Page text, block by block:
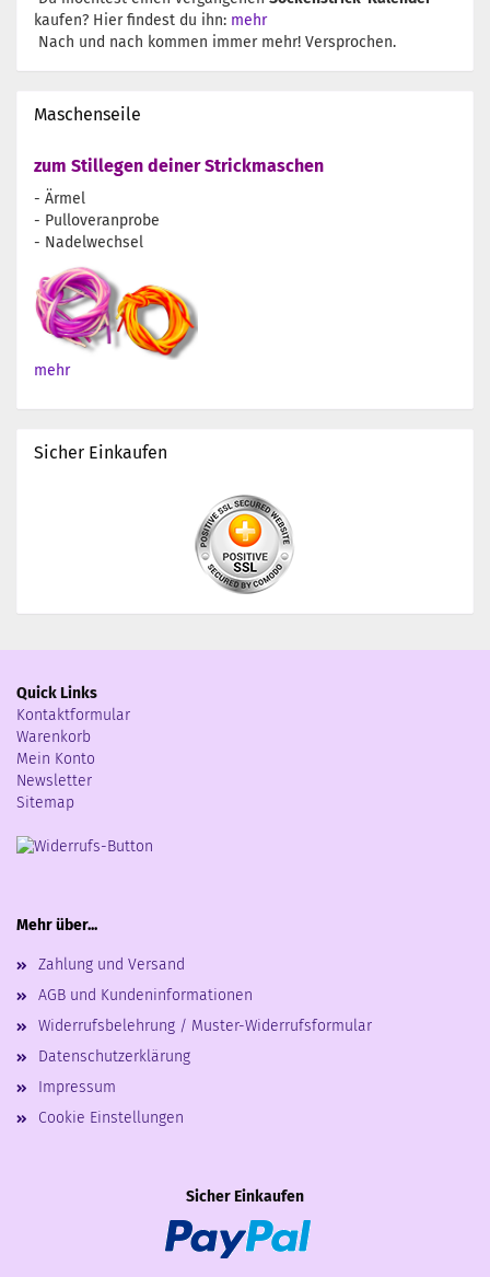
kaufen? Hier findest du ihn: mehr
Nach und nach kommen immer mehr! Versprochen.
Maschenseile
zum Stillegen deiner Strickmaschen
- Ärmel
- Pulloveranprobe
- Nadelwechsel
mehr
Sicher Einkaufen
Quick Links
Kontaktformular
Warenkorb
Mein Konto
Newsletter
Sitemap
Mehr über...
Zahlung und Versand
AGB und Kundeninformationen
Widerrufsbelehrung / Muster-Widerrufsformular
Datenschutzerklärung
Impressum
Cookie Einstellungen
Sicher Einkaufen